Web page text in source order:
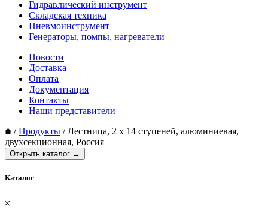
Гидравлический инструмент
Складская техника
Пневмоинструмент
Генераторы, помпы, нагреватели
Новости
Доставка
Оплата
Документация
Контакты
Наши представители
/Продукты /Лестница, 2 х 14 ступеней, алюминиевая,
двухсекционная, Россия
Открыть каталог →
Каталог
𐄂